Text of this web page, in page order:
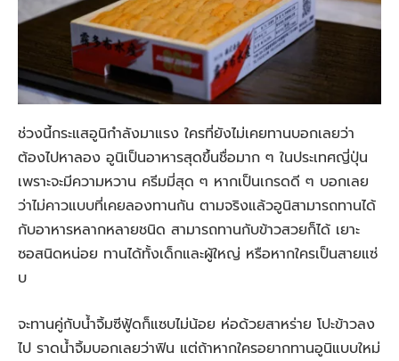
ช่วงนี้กระแสอูนิกำลังมาแรง ใครที่ยังไม่เคยทานบอกเลยว่า
ต้องไปหาลอง อูนิเป็นอาหารสุดขึ้นชื่อมาก ๆ ในประเทศญี่ปุ่น
เพราะจะมีความหวาน ครีมมี่สุด ๆ หากเป็นเกรดดี ๆ บอกเลย
ว่าไม่คาวแบบที่เคยลองทานกัน ตามจริงแล้วอูนิสามารถทานได้
กับอาหารหลากหลายชนิด สามารถทานกับข้าวสวยก็ได้ เยาะ
ซอสนิดหน่อย ทานได้ทั้งเด็กและผู้ใหญ่ หรือหากใครเป็นสายแซ่
บ
จะทานคู่กับน้ำจิ้มซีฟู้ดก็แซบไม่น้อย ห่อด้วยสาหร่าย โปะข้าวลง
ไป ราดน้ำจิ้มบอกเลยว่าฟิน แต่ถ้าหากใครอยากทานอูนิแบบใหม่